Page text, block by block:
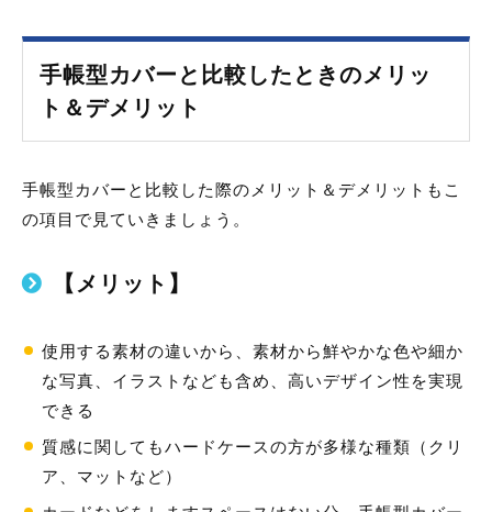
手帳型カバーと比較したときのメリッ
ト＆デメリット
手帳型カバーと比較した際のメリット＆デメリットもこ
の項目で見ていきましょう。
【メリット】
使用する素材の違いから、素材から鮮やかな色や細か
な写真、イラストなども含め、高いデザイン性を実現
できる
質感に関してもハードケースの方が多様な種類（クリ
ア、マットなど）